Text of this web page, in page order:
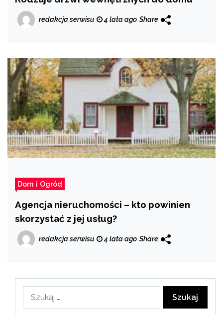
redakcja serwisu 4 lata ago Share
Dom i Ogród
Agencja nieruchomości – kto powinien
skorzystać z jej usług?
redakcja serwisu 4 lata ago Share